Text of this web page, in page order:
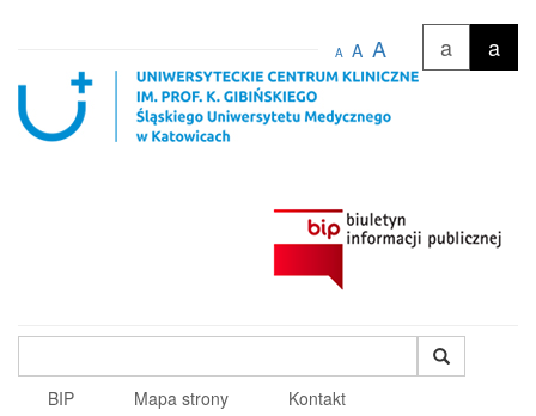
a
a
A A A
fraza
BIP
Mapa strony
Kontakt